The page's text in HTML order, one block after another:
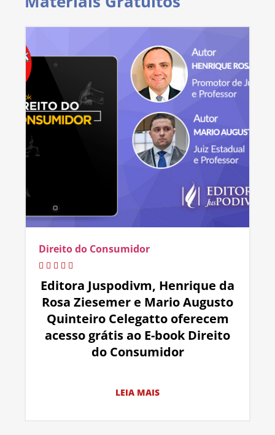
Direito do Consumidor
Editora Juspodivm, Henrique da
Rosa Ziesemer e Mario Augusto
Quinteiro Celegatto oferecem
acesso grátis ao E-book Direito
do Consumidor
LEIA MAIS